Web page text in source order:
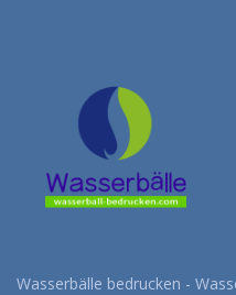
Wasserbälle bedrucken -